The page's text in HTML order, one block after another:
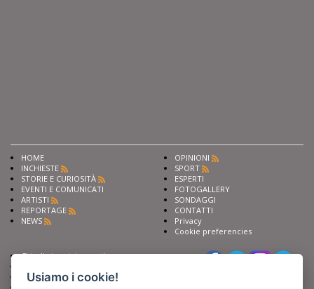
HOME
INCHIESTE
STORIE E CURIOSITÀ
EVENTI E COMUNICATI
ARTISTI
REPORTAGE
NEWS
OPINIONI
SPORT
ESPERTI
FOTOGALLERY
SONDAGGI
CONTATTI
Privacy
Cookie preferencies
Chiedi ai nostri esperti
Fai pubblicità con noi
Usiamo i cookie!